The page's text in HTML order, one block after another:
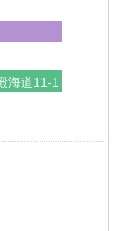
海道11-1